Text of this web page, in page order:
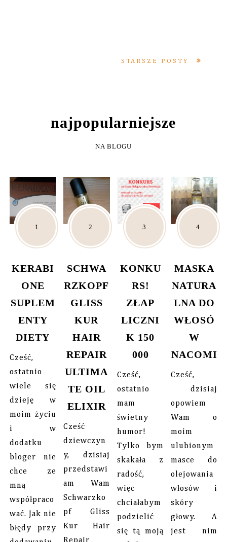
STARSZE POSTY
NAJPOPULARNIEJSZE
NA BLOGU
KERABI
ONE
SUPLEM
ENTY
DIETY
Cześć,
ostatnio
wiele się
dzieję w
moim życiu
i w
dodatku
bloger nie
chce ze
mną
współpraco
wać. Jak nie
błędy przy
SCHWA
RZKOPF
GLISS
KUR
HAIR
REPAIR
ULTIMA
TE OIL
ELIXIR
Cześć
dziewczyn
y, dzisiaj
przedstawi
am Wam
Schwarzko
pf Gliss
Kur Hair
KONKU
RS!
ZŁAP
LICZNI
K 150
000
Cześć,
ostatnio
mam
świetny
humor!
Tylko bym
skakała z
radość,
więc
chciałabym
podzielić
się tą moją
MASKA
NATURA
LNA DO
WŁOSÓ
W
NACOMI
Cześć,
dzisiaj
opowiem
Wam o
moim
ulubionym
masce do
olejowania
włosów i
skóry
głowy. A
jest nim